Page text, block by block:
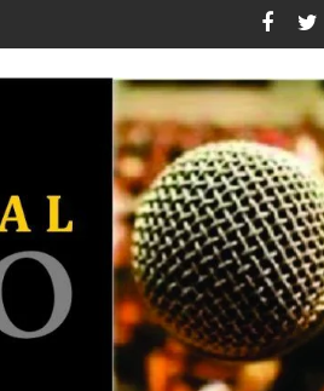
50 ANIVERSARIO Y DESPIDE A